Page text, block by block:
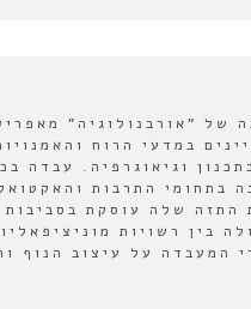
במדעי הרוח
וגיאוגרפיה. עבדה
בתחומי התרבות
התזה שלה עוסקת
בין רשויות
המעבדה על עיצוב הנוף